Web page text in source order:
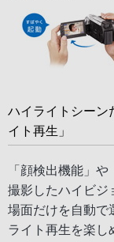
ハイライトシーン
イト再生」
「顔検出機能」
撮影したハイビジ
場面だけを自動で
ライト再生を楽し